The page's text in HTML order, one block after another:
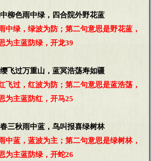
柳色雨中绿，四合院外野花蓝
中绿，绿波为防；第二句意思是野花蓝，
为主蓝防绿，开龙39
飞过万重山，蓝冥浩荡寿如疆
飞过，红波为防；第二句意思是蓝浩荡，
为主蓝防红，开马25
三秋雨中蓝，鸟叫报喜绿树林
中蓝，蓝波为主；第二句意思是绿树林，
为主蓝防绿，开蛇26